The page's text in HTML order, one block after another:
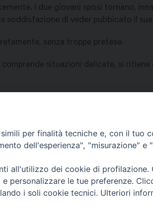
I due giovani sposi tornano,
soddisfazione di veder pubbicato il
senza troppe pretese.
comprende situazioni delicate, si ritiene
Contatti &
C.ne Aurelia, 50 –
Scrivi a:
per finalità tecniche e, con il tuo
dell'esperienza", "misurazione"
all'utilizzo dei cookie di
personalizzare le tue preferenze.
i soli cookie tecnici. Ulteriori